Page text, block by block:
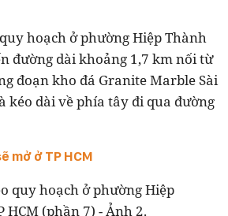
hoạch ở phường Hiệp Thành
đường dài khoảng 1,7 km nối từ
đoạn kho đá Granite Marble Sài
kéo dài về phía tây đi qua đường
mở ở TP HCM